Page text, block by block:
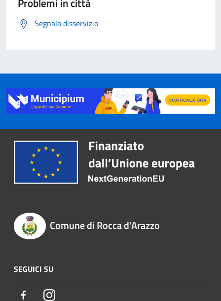
Segnala disservizio
Comune di Rocca d'Arazzo
SEGUICI SU
FacebookInstagram